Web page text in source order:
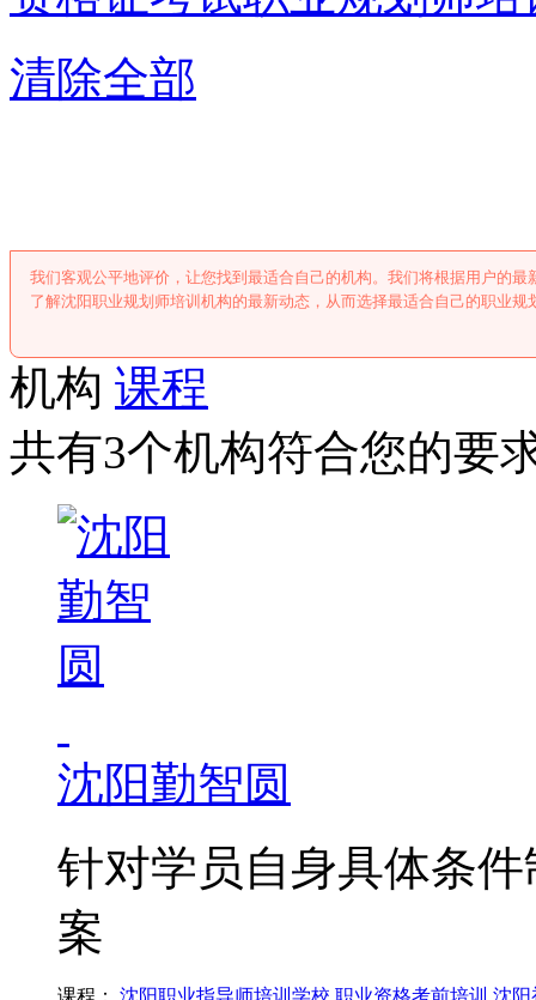
清除全部
我们客观公平地评价，让您找到最适合自己的机构。我们将根据用户的
了解沈阳职业规划师培训机构的最新动态，从而选择最适合自己的职业规
机构 课程
共有3个机构符合您的要
沈阳勤智圆
针对学员自身具体条
案
课程： 沈阳职业指导师培训学校 职业资格考前培训 沈阳